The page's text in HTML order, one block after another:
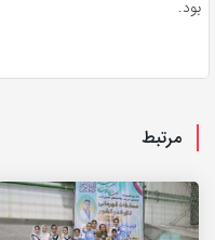
بود.
مرتبط